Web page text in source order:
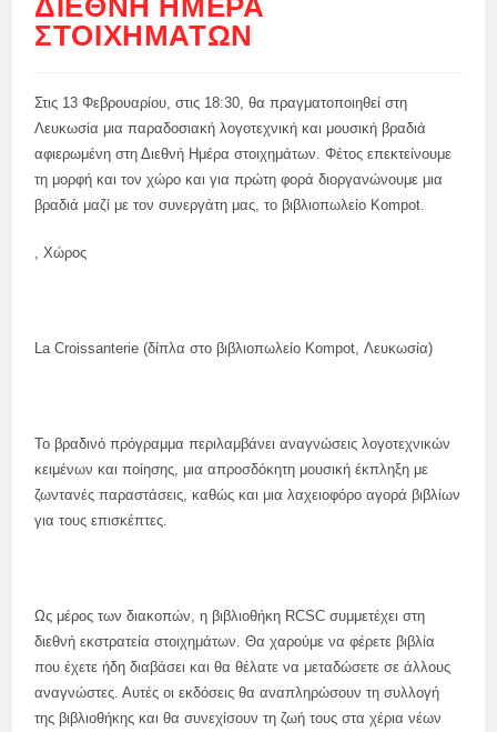
ΔΙΕΘΝΉ ΗΜΈΡΑ
ΣΤΟΙΧΗΜΆΤΩΝ
Στις 13 Φεβρουαρίου, στις 18:30, θα πραγματοποιηθεί στη
Λευκωσία μια παραδοσιακή λογοτεχνική και μουσική βραδιά
αφιερωμένη στη Διεθνή Ημέρα στοιχημάτων. Φέτος επεκτείνουμε
τη μορφή και τον χώρο και για πρώτη φορά διοργανώνουμε μια
βραδιά μαζί με τον συνεργάτη μας, το βιβλιοπωλείο Kompot.
, Χώρος
La Croissanterie (δίπλα στο βιβλιοπωλείο Kompot, Λευκωσία)
Το βραδινό πρόγραμμα περιλαμβάνει αναγνώσεις λογοτεχνικών
κειμένων και ποίησης, μια απροσδόκητη μουσική έκπληξη με
ζωντανές παραστάσεις, καθώς και μια λαχειοφόρο αγορά βιβλίων
για τους επισκέπτες.
Ως μέρος των διακοπών, η βιβλιοθήκη RCSC συμμετέχει στη
διεθνή εκστρατεία στοιχημάτων. Θα χαρούμε να φέρετε βιβλία
που έχετε ήδη διαβάσει και θα θέλατε να μεταδώσετε σε άλλους
αναγνώστες. Αυτές οι εκδόσεις θα αναπληρώσουν τη συλλογή
της βιβλιοθήκης και θα συνεχίσουν τη ζωή τους στα χέρια νέων